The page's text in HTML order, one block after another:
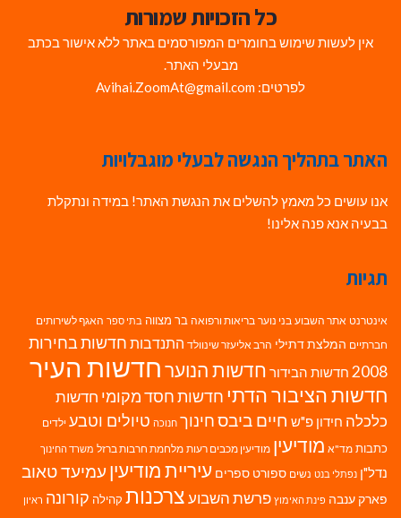
כל הזכויות שמורות
אין לעשות שימוש בחומרים המפורסמים באתר ללא אישור בכתב
מבעלי האתר.
לפרטים: Avihai.ZoomAt@gmail.com
האתר בתהליך הנגשה לבעלי מוגבלויות
אנו עושים כל מאמץ להשלים את הנגשת האתר! במידה ונתקלת
בבעיה אנא פנה אלינו!
תגיות
אינטרנט אתר השבוע בני נוער בריאות ורפואה בר מצווה בתי ספר האגף לשירותים
חברתיים המלצת דתילי הרב אליעזר שינוולד התנדבות חדשות בחירות
2008 חדשות הבידור חדשות הנוערחדשות העיר
חדשות הציבור הדתי חדשות חסד מקומי חדשות
כלכלה חידון פ"ש חיים ביבסחינוך חנוכה טיולים וטבע ילדים
כתבות מד"א מודיעין מודיעין מכבים רעות מלחמת חרבות ברזל משרד החינוך
נדל"ן נפתלי בנט נשים ספורט ספרים עיריית מודיעין עמיעד טאוב
פארק ענבה פינת האימוץ פרשת השבועצרכנות קהילה קורונה ראיון